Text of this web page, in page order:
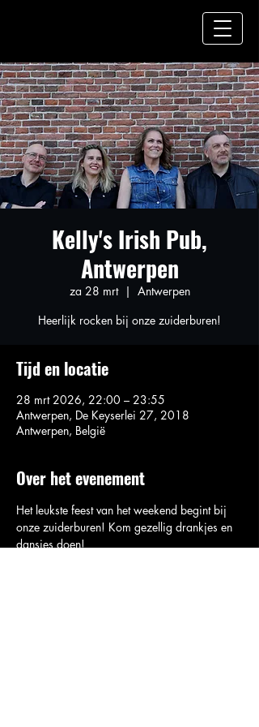
Kelly's Irish Pub,
Antwerpen
za 28 mrt
  |
Antwerpen
Heerlijk rocken bij onze zuiderburen!
Tijd en locatie
28 mrt 2026, 22:00 – 23:55
Antwerpen, De Keyserlei 27, 2018
Antwerpen, België
Over het evenement
Het leukste feest van het weekend begint bij
onze zuiderburen! Kom gezellig drankjes en
dansjes doen!